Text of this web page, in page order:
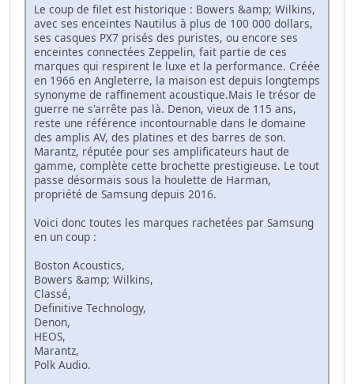
Le coup de filet est historique : Bowers &amp; Wilkins,
avec ses enceintes Nautilus à plus de 100 000 dollars,
ses casques PX7 prisés des puristes, ou encore ses
enceintes connectées Zeppelin, fait partie de ces
marques qui respirent le luxe et la performance. Créée
en 1966 en Angleterre, la maison est depuis longtemps
synonyme de raffinement acoustique.Mais le trésor de
guerre ne s'arrête pas là. Denon, vieux de 115 ans,
reste une référence incontournable dans le domaine
des amplis AV, des platines et des barres de son.
Marantz, réputée pour ses amplificateurs haut de
gamme, complète cette brochette prestigieuse. Le tout
passe désormais sous la houlette de Harman,
propriété de Samsung depuis 2016.
Voici donc toutes les marques rachetées par Samsung
en un coup :
Boston Acoustics,
Bowers &amp; Wilkins,
Classé,
Definitive Technology,
Denon,
HEOS,
Marantz,
Polk Audio.